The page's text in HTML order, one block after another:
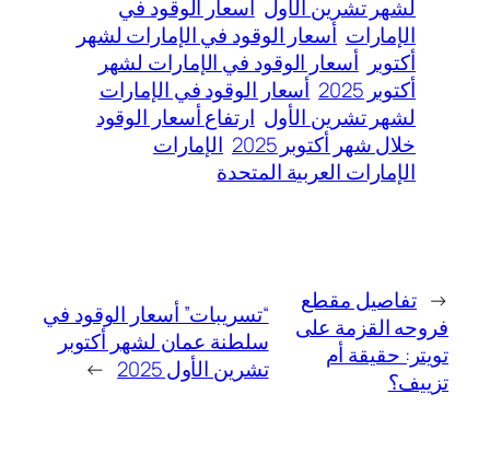
لشهر تشرين الأول أسعار الوقود في
الإمارات أسعار الوقود في الإمارات لشهر
أكتوبر أسعار الوقود في الإمارات لشهر
أكتوبر 2025
أسعار الوقود في الإمارات
لشهر تشرين الأول ارتفاع أسعار الوقود
خلال شهر أكتوبر 2025
الإمارات
الإمارات العربية المتحدة
← تفاصيل مقطع
فروحه القزمة على
تويتر: حقيقة أم
تزييف؟
“تسريبات” أسعار الوقود في
سلطنة عمان لشهر أكتوبر
تشرين الأول 2025
→